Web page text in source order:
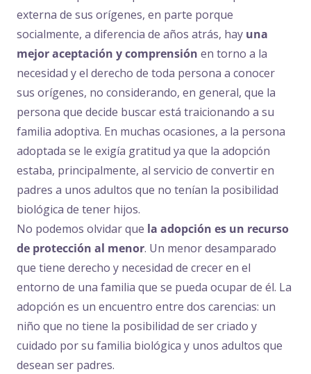
externa de sus orígenes, en parte porque
socialmente, a diferencia de años atrás, hay una
mejor aceptación y comprensión en torno a la
necesidad y el derecho de toda persona a conocer
sus orígenes, no considerando, en general, que la
persona que decide buscar está traicionando a su
familia adoptiva. En muchas ocasiones, a la persona
adoptada se le exigía gratitud ya que la adopción
estaba, principalmente, al servicio de convertir en
padres a unos adultos que no tenían la posibilidad
biológica de tener hijos.
No podemos olvidar que la adopción es un recurso
de protección al menor. Un menor desamparado
que tiene derecho y necesidad de crecer en el
entorno de una familia que se pueda ocupar de él. La
adopción es un encuentro entre dos carencias: un
niño que no tiene la posibilidad de ser criado y
cuidado por su familia biológica y unos adultos que
desean ser padres.